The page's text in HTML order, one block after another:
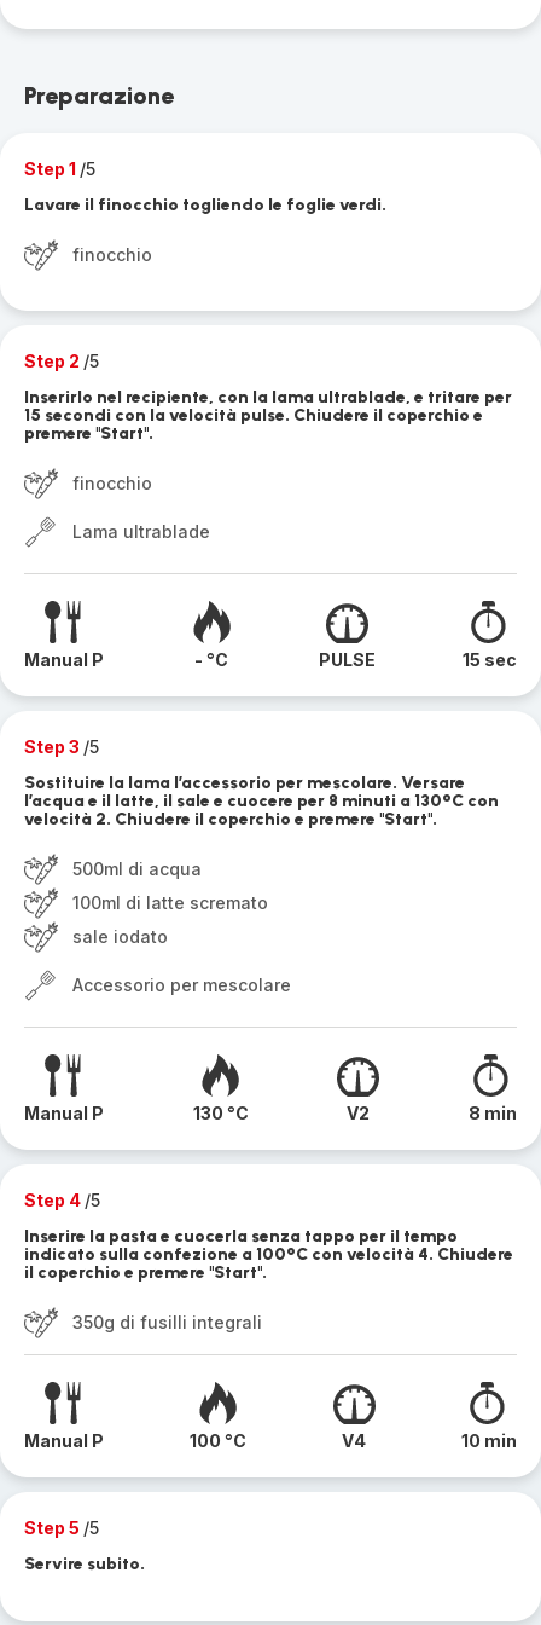
Preparazione
Step 1 /5
Lavare il finocchio togliendo le foglie verdi.
finocchio
Step 2 /5
Inserirlo nel recipiente, con la lama ultrablade, e tritare per
15 secondi con la velocità pulse. Chiudere il coperchio e
premere "Start".
finocchio
Lama ultrablade
Manual P - °C PULSE 15 sec
Step 3 /5
Sostituire la lama l’accessorio per mescolare. Versare
l’acqua e il latte, il sale e cuocere per 8 minuti a 130°C con
velocità 2. Chiudere il coperchio e premere "Start".
500ml di acqua
100ml di latte scremato
sale iodato
Accessorio per mescolare
Manual P 130 °C V2 8 min
Step 4 /5
Inserire la pasta e cuocerla senza tappo per il tempo
indicato sulla confezione a 100°C con velocità 4. Chiudere
il coperchio e premere "Start".
350g di fusilli integrali
Manual P 100 °C V4 10 min
Step 5 /5
Servire subito.